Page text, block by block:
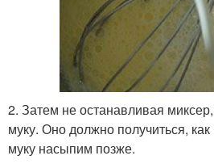
2. Затем не останавливая
муку. Оно должно получиться,
муку насыпим позже.